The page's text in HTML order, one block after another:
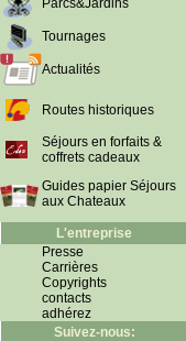
Parcs&Jardins
Tournages
Actualités
Routes historiques
Séjours en forfaits &
coffrets cadeaux
Guides papier Séjours
aux Chateaux
L'entreprise
Presse
Carrières
Copyrights
contacts
adhérez
Suivez-nous: